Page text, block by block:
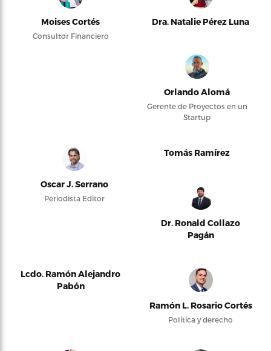
Moises Cortés
Consultor Financiero
Dra. Natalie Pérez Luna
Orlando Alomá
Gerente de Proyectos en un
Startup
Oscar J. Serrano
Periodista Editor
Tomás Ramírez
Dr. Ronald Collazo
Pagán
Lcdo. Ramón Alejandro
Pabón
Ramón L. Rosario Cortés
Política y derecho